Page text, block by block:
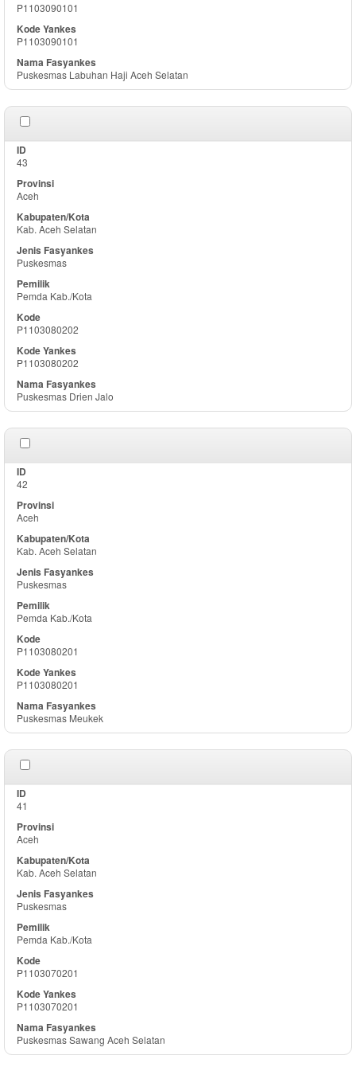
P1103090101
P1103090101
Puskesmas Labuhan Haji Aceh Selatan
43
Aceh
Kab. Aceh Selatan
Puskesmas
Pemda Kab./Kota
P1103080202
P1103080202
Puskesmas Drien Jalo
42
Aceh
Kab. Aceh Selatan
Puskesmas
Pemda Kab./Kota
P1103080201
P1103080201
Puskesmas Meukek
41
Aceh
Kab. Aceh Selatan
Puskesmas
Pemda Kab./Kota
P1103070201
P1103070201
Puskesmas Sawang Aceh Selatan